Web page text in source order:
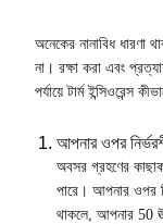
অনেকের নানাবিধ ধারণা
না। রক্ষা করা এবং
পর্যায়ে টার্ম
আপনার ওপর
অবসর গ্রহণের
পারে। আপনার ওপর
থাকলে, আপনার 50